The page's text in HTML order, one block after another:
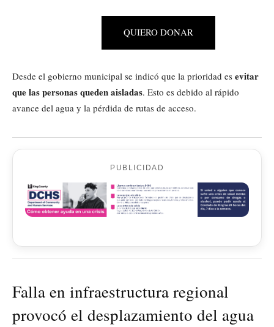
QUIERO DONAR
Desde el gobierno municipal se indicó que la prioridad es evitar
que las personas queden aisladas. Esto es debido al rápido
avance del agua y la pérdida de rutas de acceso.
PUBLICIDAD
Falla en infraestructura regional
provocó el desplazamiento del agua